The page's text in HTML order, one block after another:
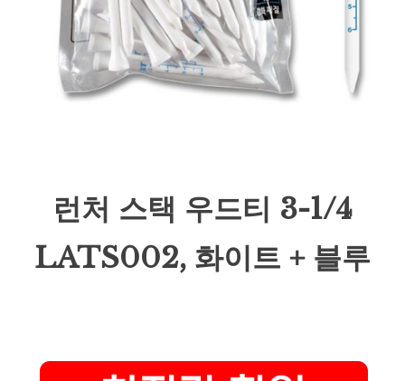
런처 스택 우드티 3-1/4
LATS002, 화이트 + 블루